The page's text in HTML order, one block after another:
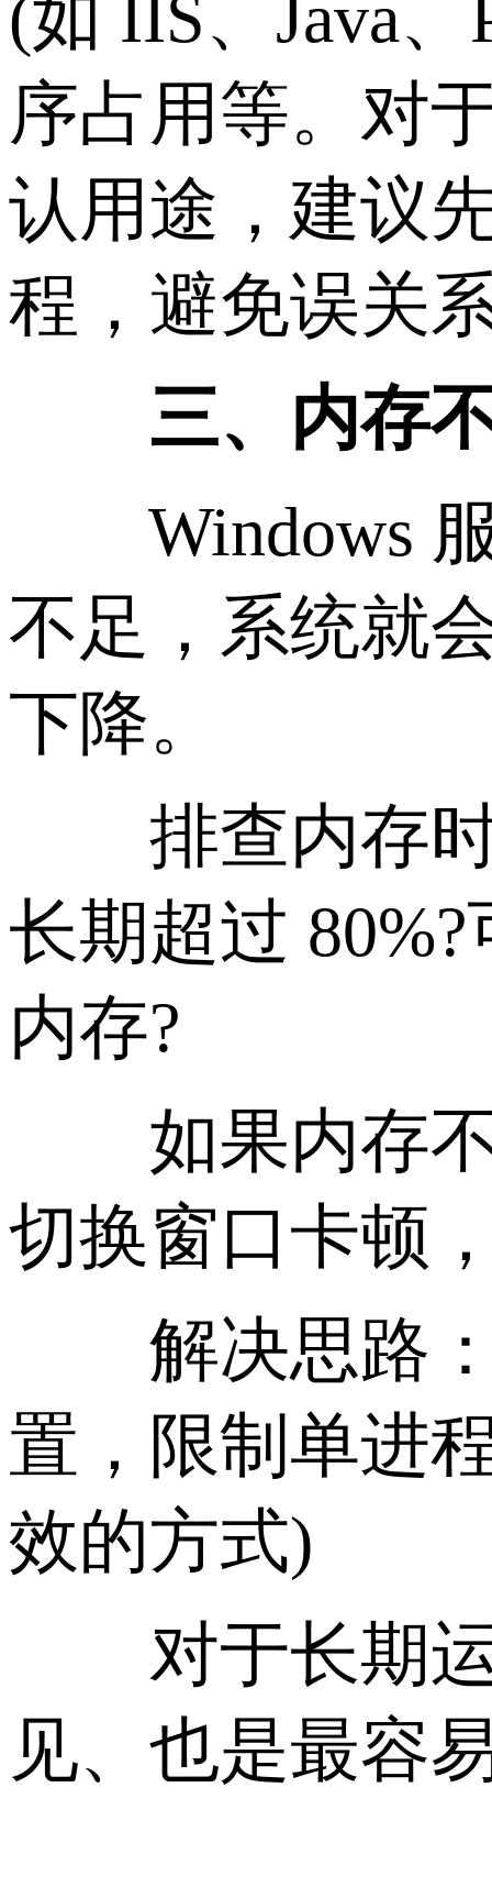
(如 IIS、Java
序占用等。对
认用途，建议
程，避免误关
三、内存不
Windows 服
不足，系统就
下降。
排查内存时
长期超过
内存?
如果内存不
切换窗口卡顿
解决思路：
置，限制单进
效的方式)
对于长期运
见、也是最容